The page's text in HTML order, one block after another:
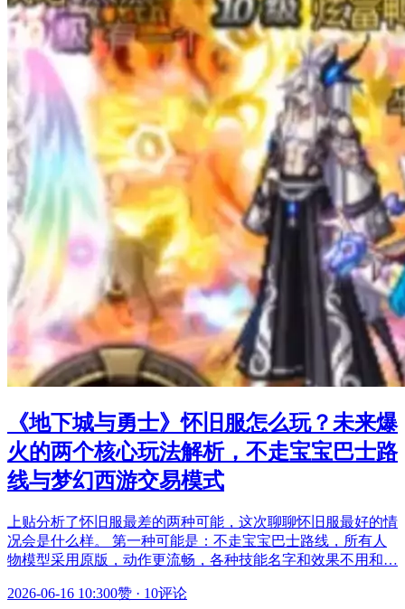
《地下城与勇士》怀旧服怎么玩？未来爆
火的两个核心玩法解析，不走宝宝巴士路
线与梦幻西游交易模式
上贴分析了怀旧服最差的两种可能，这次聊聊怀旧服最好的情
况会是什么样。 第一种可能是：不走宝宝巴士路线，所有人
物模型采用原版，动作更流畅，各种技能名字和效果不用和…
2026-06-16 10:300赞 · 10评论